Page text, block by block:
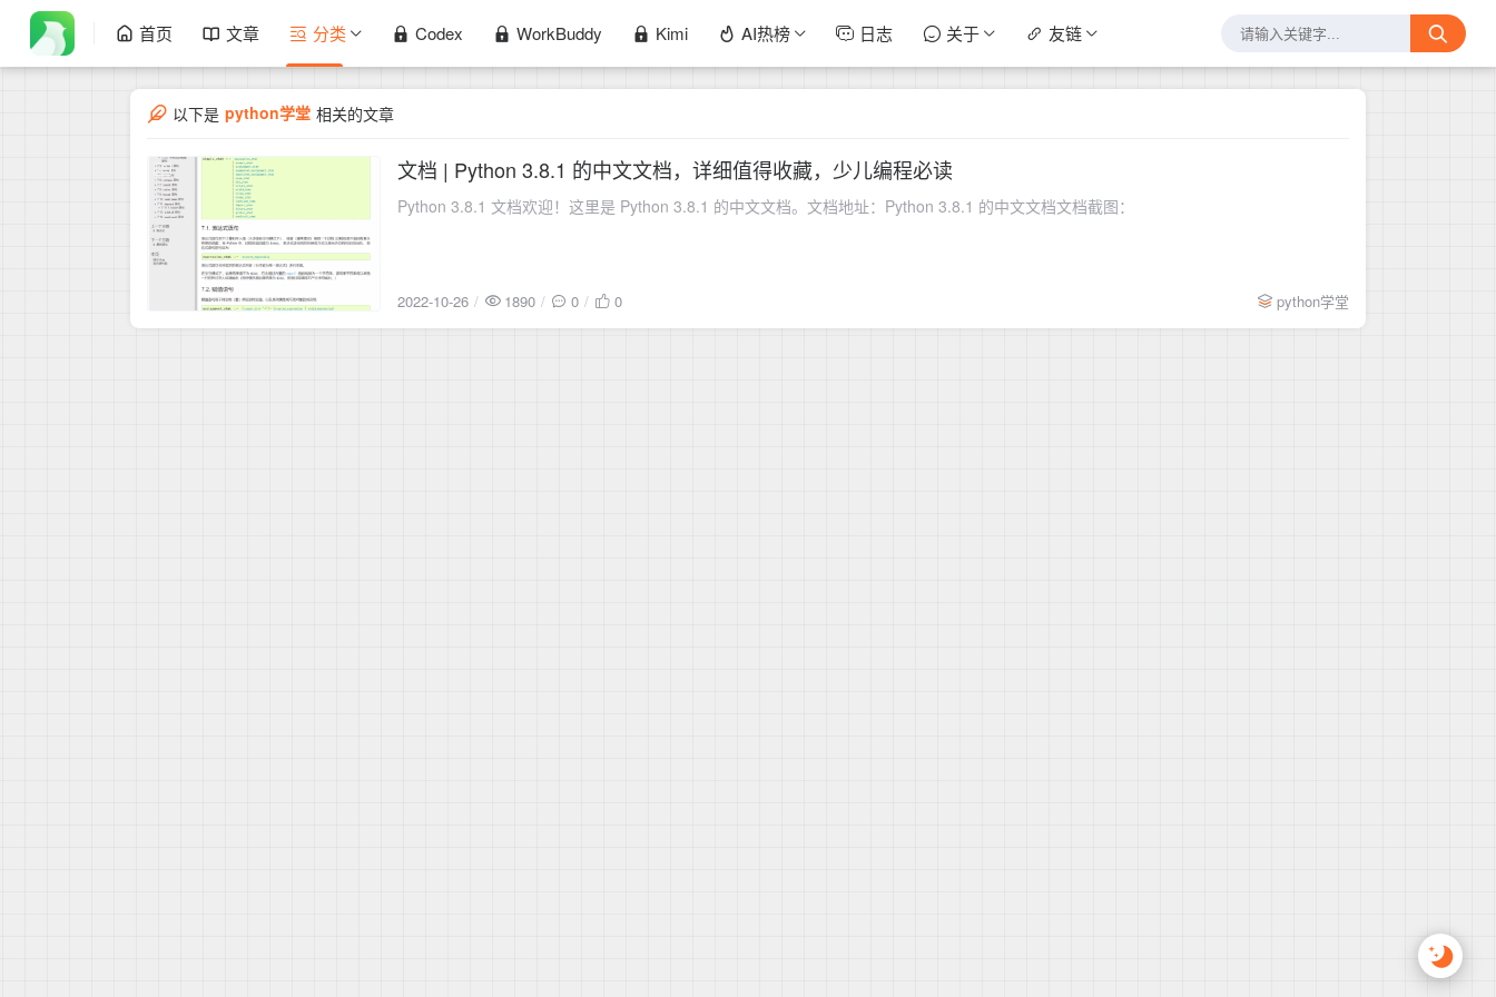
首页 文章 分类 Codex WorkBuddy Kimi AI热榜 日志 关于 友链
以下是 python学堂 相关的文章
2022-10-26
文档 | Python 3.8.1 的中文文档，详细值得收藏，少儿编程必读
Python 3.8.1 文档欢迎！这里是 Python 3.8.1 的中文文档。文档地址：Python 3.8.1 的中文文档文档截图：
2022-10-26 1890 0 0 python学堂